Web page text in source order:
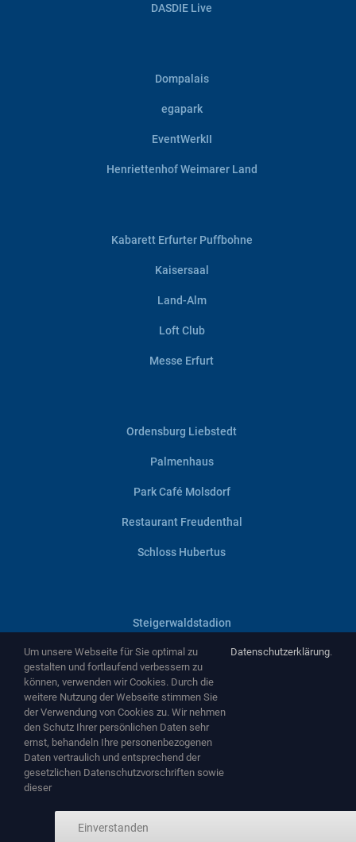
DASDIE Live
Dompalais
egapark
EventWerkII
Henriettenhof Weimarer Land
Kabarett Erfurter Puffbohne
Kaisersaal
Land-Alm
Loft Club
Messe Erfurt
Ordensburg Liebstedt
Palmenhaus
Park Café Molsdorf
Restaurant Freudenthal
Schloss Hubertus
Steigerwaldstadion
Villa Haage
Zentralheize
Zughafen
Copyright ©2026 byNEMA Entertainment GmbH
Um unsere Webseite für Sie optimal zu
gestalten und fortlaufend verbessern zu
können, verwenden wir Cookies. Durch die
weitere Nutzung der Webseite stimmen Sie
der Verwendung von Cookies zu. Wir nehmen
den Schutz Ihrer persönlichen Daten sehr
ernst, behandeln Ihre personenbezogenen
Daten vertraulich und entsprechend der
gesetzlichen Datenschutzvorschriften sowie
dieser
Datenschutzerklärung.
Einverstanden